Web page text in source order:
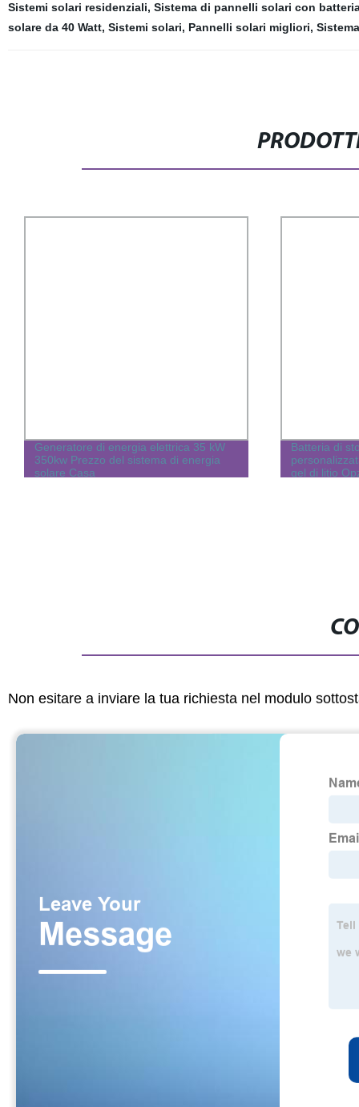
Sistemi solari residenziali, Sistema di pannelli solari con
solare da 40 Watt, Sistemi solari, Pannelli solari migliori,
Generatore di energia elettrica 35 kW
350kw Prezzo del sistema di energia
solare Casa
Batteria di
gel di litio
Non esitare a inviare la tua richiesta nel modulo